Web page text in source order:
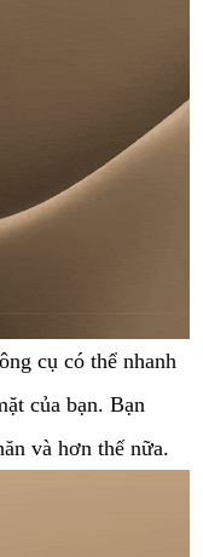
cụ có thể nhanh
của bạn. Bạn
và hơn thế nữa.